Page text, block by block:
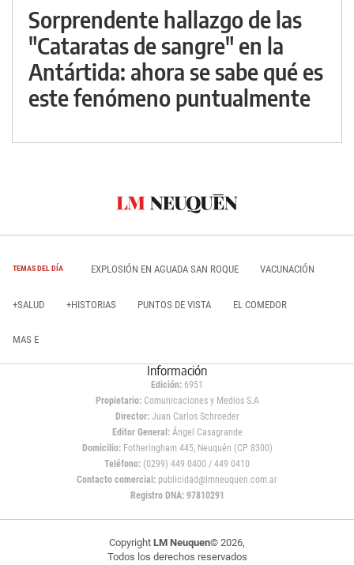
Sorprendente hallazgo de las
"Cataratas de sangre" en la
Antártida: ahora se sabe qué es
este fenómeno puntualmente
TEMAS DEL DÍA EXPLOSIÓN EN AGUADA SAN ROQUE VACUNACIÓN
+SALUD +HISTORIAS PUNTOS DE VISTA EL COMEDOR
MAS E
Información
Edición: 6951
Propietario:Comunicaciones y Medios S.A
Director: Juan Carlos Schroeder
Editor General:Ángel Casagrande
Domicilio:Fotheringham 445, Neuquén (CP 8300)
Teléfono: (0299) 449 0400 / 449 0410
Contacto comercial: publicidad@lmneuquen.com.ar
Registro DNA: 97810291
Copyright LM Neuquen© 2026,
Todos los derechos reservados